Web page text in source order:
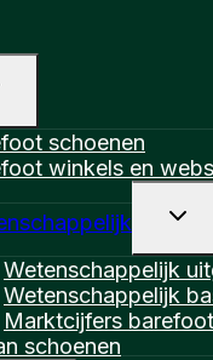
schoenen
winkels en
Wetenschappelijk
Wetenschappelijk
Marktcijfers
schoenen